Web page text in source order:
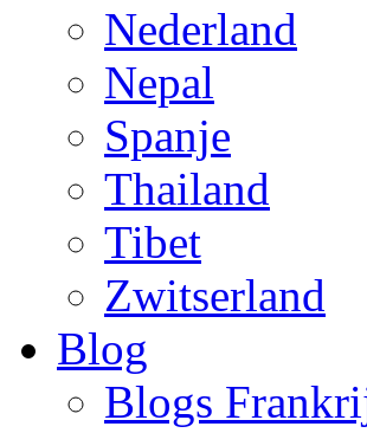
Nederland
Nepal
Spanje
Thailand
Tibet
Zwitserland
Blog
Blogs